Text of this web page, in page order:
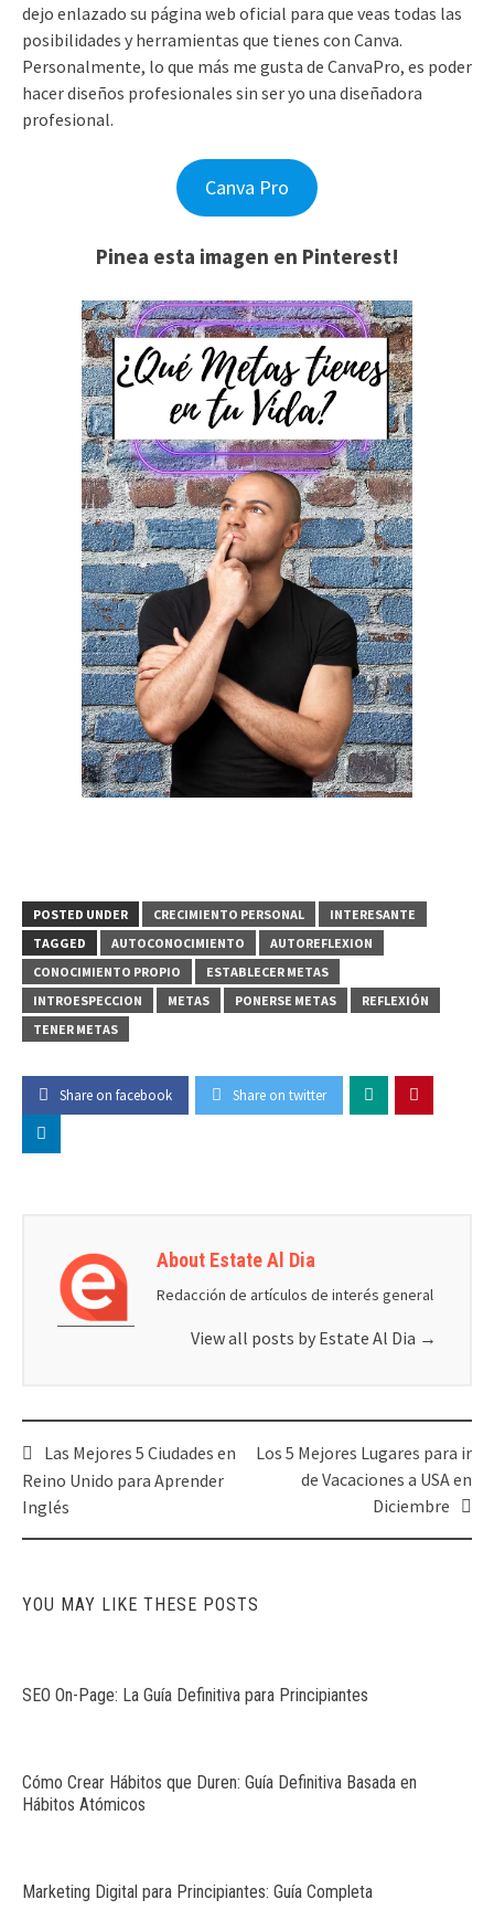
dejo enlazado su página web oficial para que veas todas las
posibilidades y herramientas que tienes con Canva.
Personalmente, lo que más me gusta de CanvaPro, es poder
hacer diseños profesionales sin ser yo una diseñadora
profesional.
Canva Pro
Pinea esta imagen en Pinterest!
POSTED UNDER CRECIMIENTO PERSONAL
INTERESANTE
TAGGED
AUTOCONOCIMIENTO
AUTOREFLEXION
CONOCIMIENTO PROPIO
ESTABLECER METAS
INTROESPECCION
METAS PONERSE METAS
REFLEXIÓN
TENER METAS
Share on facebook Share on twitter
About Estate Al Dia
Redacción de artículos de interés general
View all posts by Estate Al Dia →
Post
navigation
Las Mejores 5 Ciudades en
Reino Unido para Aprender
Inglés
Los 5 Mejores Lugares para ir
de Vacaciones a USA en
Diciembre
YOU MAY LIKE THESE POSTS
SEO On-Page: La Guía Definitiva para Principiantes
Cómo Crear Hábitos que Duren: Guía Definitiva Basada en
Hábitos Atómicos
Marketing Digital para Principiantes: Guía Completa